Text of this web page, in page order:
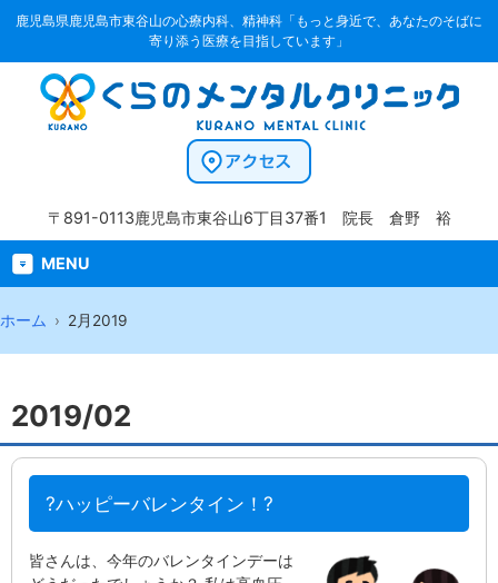
鹿児島県鹿児島市東谷山の心療内科、精神科「もっと身近で、あなたのそばに
寄り添う医療を目指しています」
〒891-0113鹿児島市東谷山6丁目37番1 院長 倉野 裕
MENU
ホーム 2月2019
2019/02
?ハッピーバレンタイン！?
皆さんは、今年のバレンタインデーは